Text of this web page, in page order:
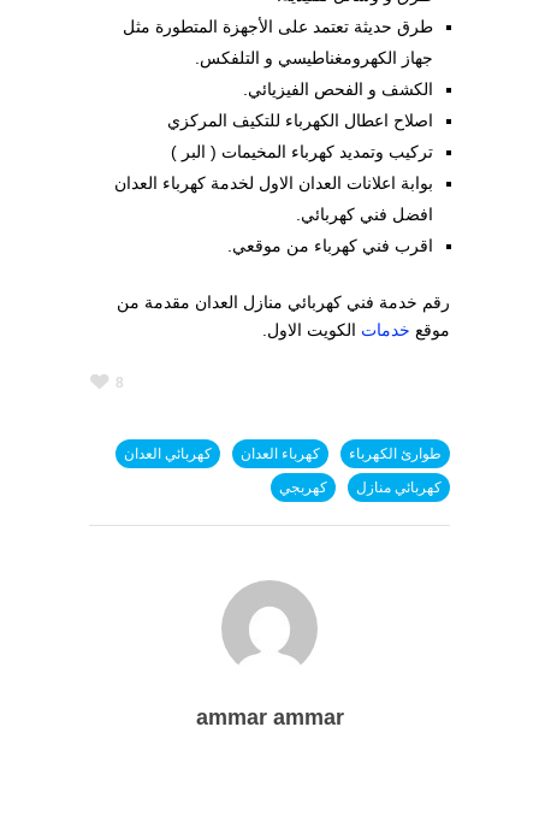
طرق حديثة تعتمد على الأجهزة المتطورة مثل
جهاز الكهرومغناطيسي و التلفكس.
الكشف و الفحص الفيزيائي.
اصلاح اعطال الكهرباء للتكيف المركزي
تركيب وتمديد كهرباء المخيمات ( البر )
بوابة اعلانات العدان الاول لخدمة كهرباء العدان
افضل فني كهربائي.
اقرب فني كهرباء من موقعي.
رقم خدمة فني كهربائي منازل العدان مقدمة من
موقع خدمات الكويت الاول.
8
طوارئ الكهرباء كهرباء العدان
كهربائي العدان
كهربائي منازل
كهربجي
ammar ammar